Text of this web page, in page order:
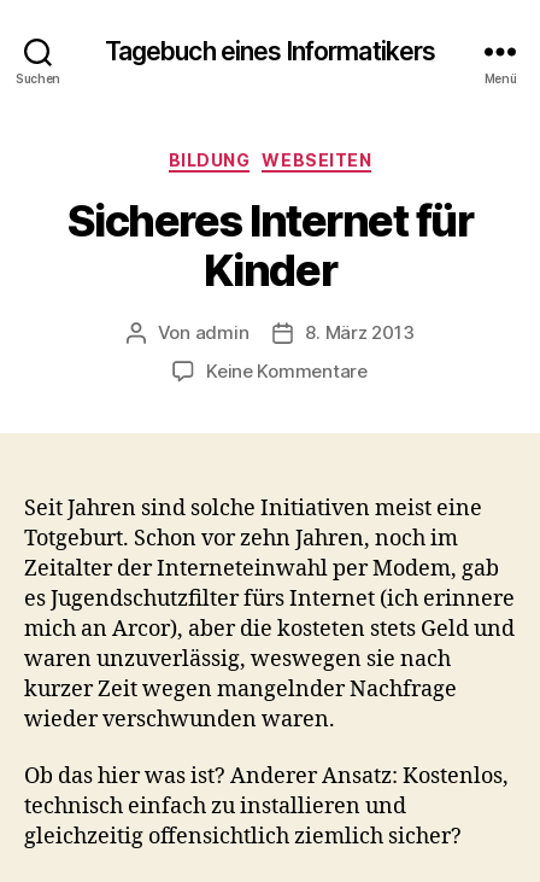
Suchen
Tagebuch eines Informatikers
Menü
Kategorien
BILDUNG WEBSEITEN
Sicheres Internet für
Kinder
Beitragsautor
Von admin Beitragsdatum
8. März 2013
Keine Kommentarezu
Seit Jahren sind solche Initiativen meist eine
Totgeburt. Schon vor zehn Jahren, noch im
Zeitalter der Interneteinwahl per Modem, gab
es Jugendschutzfilter fürs Internet (ich erinnere
mich an Arcor), aber die kosteten stets Geld und
waren unzuverlässig, weswegen sie nach
kurzer Zeit wegen mangelnder Nachfrage
wieder verschwunden waren.
Ob das hier was ist? Anderer Ansatz: Kostenlos,
technisch einfach zu installieren und
gleichzeitig offensichtlich ziemlich sicher?